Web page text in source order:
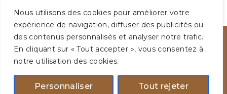
Nous utilisons des cookies pour améliorer votre
expérience de navigation, diffuser des publicités ou
des contenus personnalisés et analyser notre trafic.
En cliquant sur « Tout accepter », vous consentez à
notre utilisation des cookies.
Personnaliser Tout rejeter